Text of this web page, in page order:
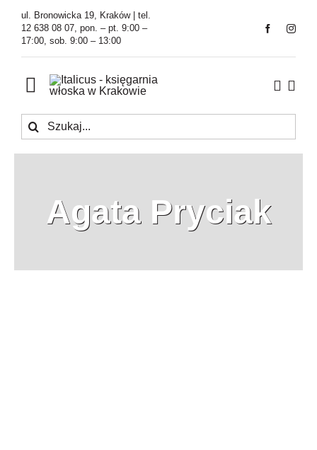
Przejdź
zawartości
ul. Bronowicka 19, Kraków | tel.
12 638 08 07, pon. – pt. 9:00 –
17:00, sob. 9:00 – 13:00
Toggle
Navigation
Księgarnia
Tłumaczenia
Szukaj
Agata Pryciak